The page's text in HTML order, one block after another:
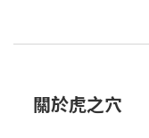
關於虎之穴